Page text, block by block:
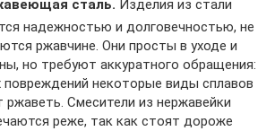
сталь. Изделия из стали
надежностью и долговечностью, не
ржавчине. Они просты в уходе и
но требуют аккуратного обращения:
повреждений некоторые виды сплавов
ржаветь. Смесители из нержавейки
реже, так как стоят дороже